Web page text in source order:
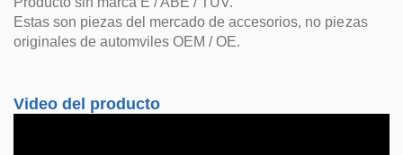
Estas son piezas del mercado de accesorios, no piezas
originales de automviles OEM / OE.
Video del producto